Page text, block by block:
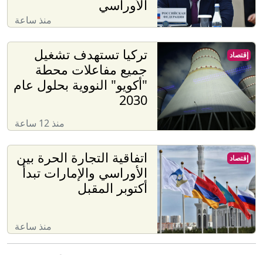
الأوراسي
منذ ساعة
تركيا تستهدف تشغيل
جميع مفاعلات محطة
"أكويو" النووية بحلول عام
2030
منذ 12 ساعة
إقتصاد
اتفاقية التجارة الحرة بين
الأوراسي والإمارات تبدأ
أكتوبر المقبل
منذ ساعة
إقتصاد